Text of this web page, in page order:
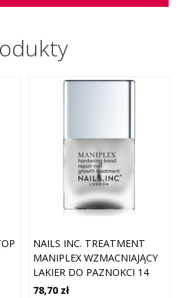
NAILS INC. TREATMENT
MANIPLEX WZMACNIAJĄCY
LAKIER DO PAZNOKCI 14
ML
78,70 zł